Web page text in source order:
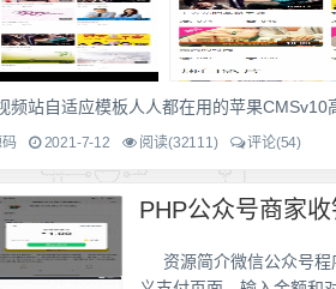
频站自适应模板人人都在用的苹果CMSv10
码 2021-7-12 阅读(32111) 评论(54)
资源简介微信公众号